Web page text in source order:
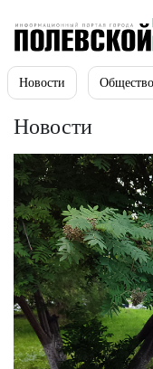
Новости Общество
Новости